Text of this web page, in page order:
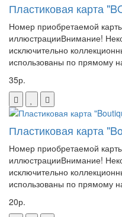
Пластиковая карта
Номер приобретаемой
иллюстрацииВнимание!
исключительно
использованы по прямому
35р.
Пластиковая карта
Номер приобретаемой
иллюстрацииВнимание!
исключительно
использованы по прямому
20р.